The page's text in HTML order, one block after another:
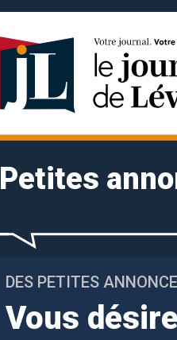
Petites
DES PETITES
Vous